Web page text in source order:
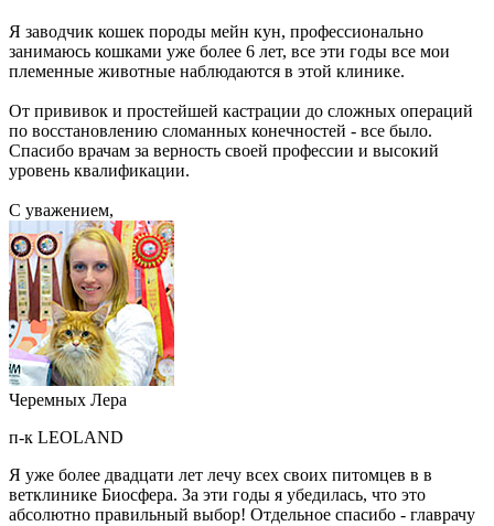
Я заводчик кошек породы мейн кун, профессионально
занимаюсь кошками уже более 6 лет, все эти годы все мои
племенные животные наблюдаются в этой клинике.
От прививок и простейшей кастрации до сложных операций
по восстановлению сломанных конечностей - все было.
Спасибо врачам за верность своей профессии и высокий
уровень квалификации.
C уважением,
Черемных Лера
п-к LEOLAND
Я уже более двадцати лет лечу всех своих питомцев в в
ветклинике Биосфера. За эти годы я убедилась, что это
абсолютно правильный выбор! Отдельное спасибо - главрачу